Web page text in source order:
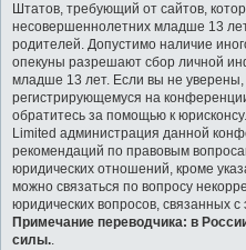
Штатов, требующий от сайтов,
несовершеннолетних младше 13
родителей. Допустимо наличие
опекуны разрешают сбор личной
младше 13 лет. Если вы не уверены,
регистрирующемуся на
обратитесь за помощью к
Limited администрация данной
рекомендаций по правовым
юридических отношений, кроме
можно связаться по вопросу
юридических вопросов, связанных
Примечание переводчика: в
силы..